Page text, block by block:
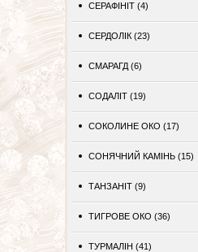
СЕРАФІНІТ (4)
СЕРДОЛІК (23)
СМАРАГД (6)
СОДАЛІТ (19)
СОКОЛИНЕ ОКО (17)
СОНЯЧНИЙ КАМІНЬ (15)
ТАНЗАНІТ (9)
ТИГРОВЕ ОКО (36)
ТУРМАЛІН (41)